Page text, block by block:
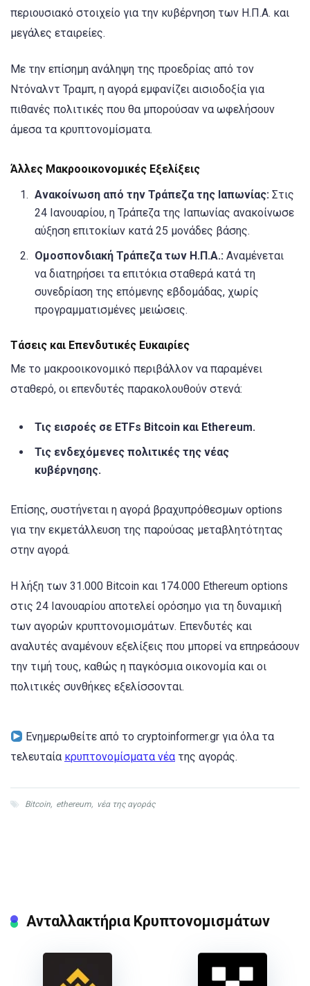
περιουσιακό στοιχείο για την κυβέρνηση των Η.Π.Α. και
μεγάλες εταιρείες.
Με την επίσημη ανάληψη της προεδρίας από τον
Ντόναλντ Τραμπ, η αγορά εμφανίζει αισιοδοξία για
πιθανές πολιτικές που θα μπορούσαν να ωφελήσουν
άμεσα τα κρυπτονομίσματα.
Άλλες Μακροοικονομικές Εξελίξεις
Ανακοίνωση από την Τράπεζα της Ιαπωνίας: Στις
24 Ιανουαρίου, η Τράπεζα της Ιαπωνίας ανακοίνωσε
αύξηση επιτοκίων κατά 25 μονάδες βάσης.
Ομοσπονδιακή Τράπεζα των Η.Π.Α.: Αναμένεται
να διατηρήσει τα επιτόκια σταθερά κατά τη
συνεδρίαση της επόμενης εβδομάδας, χωρίς
προγραμματισμένες μειώσεις.
Τάσεις και Επενδυτικές Ευκαιρίες
Με το μακροοικονομικό περιβάλλον να παραμένει
σταθερό, οι επενδυτές παρακολουθούν στενά:
Τις εισροές σε ETFs Bitcoin και Ethereum.
Τις ενδεχόμενες πολιτικές της νέας
κυβέρνησης.
Επίσης, συστήνεται η αγορά βραχυπρόθεσμων options
για την εκμετάλλευση της παρούσας μεταβλητότητας
στην αγορά.
Η λήξη των 31.000 Bitcoin και 174.000 Ethereum options
στις 24 Ιανουαρίου αποτελεί ορόσημο για τη δυναμική
των αγορών κρυπτονομισμάτων. Επενδυτές και
αναλυτές αναμένουν εξελίξεις που μπορεί να επηρεάσουν
την τιμή τους, καθώς η παγκόσμια οικονομία και οι
πολιτικές συνθήκες εξελίσσονται.
Ενημερωθείτε από το cryptoinformer.gr για όλα τα
τελευταία κρυπτονομίσματα νέα της αγοράς.
Bitcoin, ethereum, νέα της αγοράς
Ανταλλακτήρια Κρυπτονομισμάτων